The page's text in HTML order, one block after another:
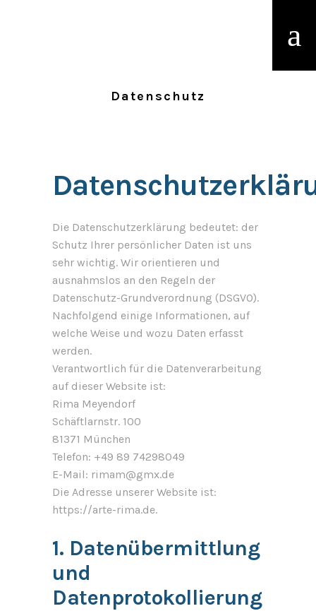
Datenschutz
Die Datenschutzerklärung bedeutet: der
Schutz Ihrer persönlicher Daten ist uns
sehr wichtig. Wir orientieren und
ausnahmslos an den Regeln der
Datenschutz-Grundverordnung (DSGVO).
Nachfolgend einige Informationen, auf
welche Weise und wozu Daten erfasst
werden.
Verantwortlich für die Datenverarbeitung
auf dieser Website ist:
Rima Meyendorf
Schäftlarnstr. 100
81371 München
Telefon: +49 89 74298049
E-Mail: rimam@gmx.de
Die Adresse unserer Website ist:
https://arte-rima.de.
1. Datenübermittlung
und
Datenprotokollierung